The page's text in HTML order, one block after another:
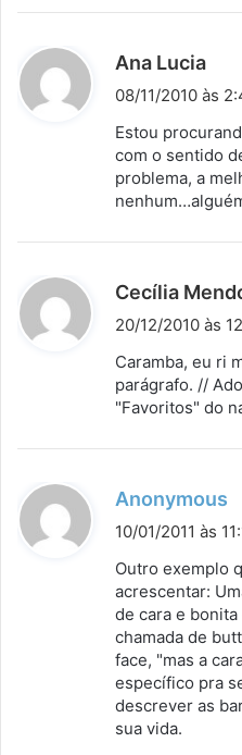
Ana Lucia
i
s
e
:
08/11/2010 às
Estou
com o sentido
problema, a
Cecília
20/12/2010 às
Caramba, eu ri
parágrafo. //
"Favoritos" do
Anonymous
i
s
e
:
10/01/2011 às
Outro exemplo
acrescentar:
de cara e
chamada de
face, "mas a
específico pra
descrever as
sua vida.